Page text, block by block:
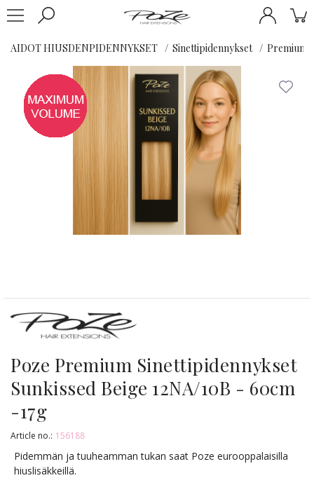
AIDOT HIUSDENPIDENNYKSET Sinettipidennykset Premium
Poze Premium Sinettipidennykset
Sunkissed Beige 12NA/10B - 60cm
-17g
Article no.: 156188
Pidemmän ja tuuheamman tukan saat Poze eurooppalaisilla
hiuslisäkkeillä.